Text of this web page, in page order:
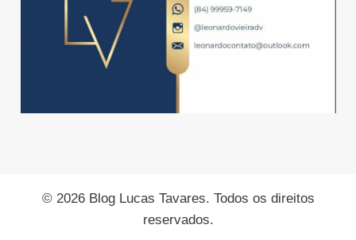
© 2026 Blog Lucas Tavares. Todos os direitos
reservados.